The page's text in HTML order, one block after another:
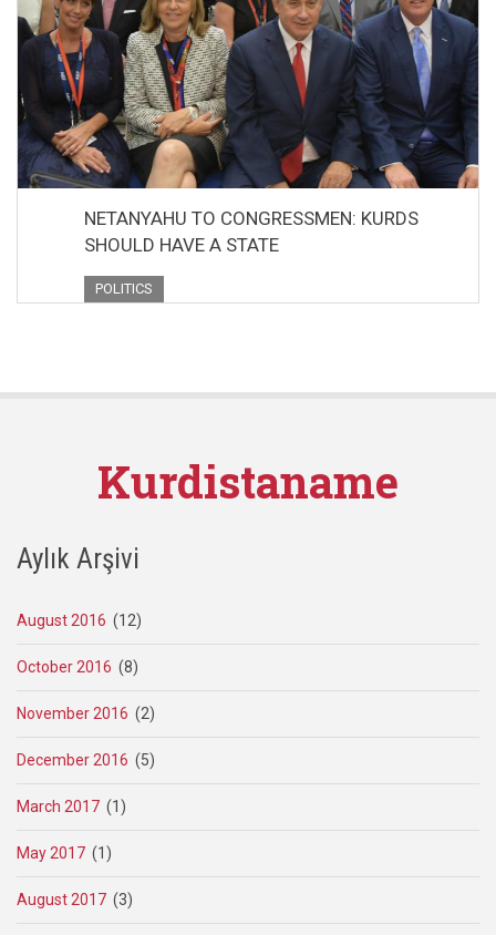
NETANYAHU TO CONGRESSMEN: KURDS
SHOULD HAVE A STATE
POLITICS
Kurdistaname
Aylık Arşivi
August 2016 (12)
October 2016 (8)
November 2016 (2)
December 2016 (5)
March 2017 (1)
May 2017 (1)
August 2017 (3)